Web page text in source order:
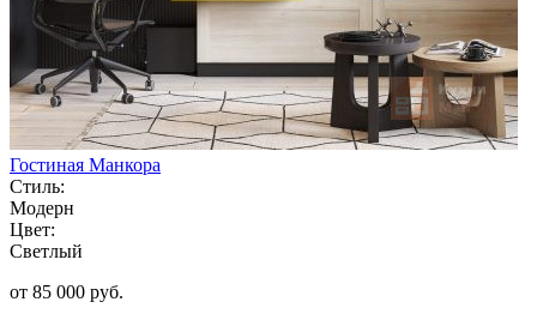
Гостиная Манкора
Стиль:
Модерн
Цвет:
Светлый
от 85 000 руб.